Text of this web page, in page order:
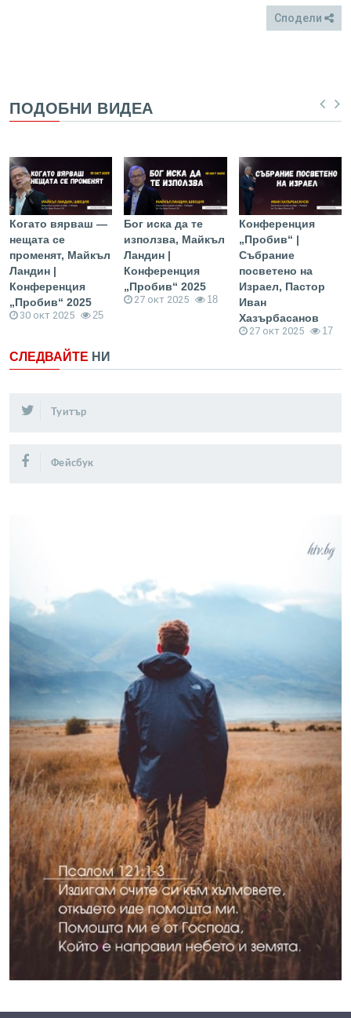
Сподели
ПОДОБНИ ВИДЕА
Когато вярваш —
нещата се
променят, Майкъл
Ландин |
Конференция
„Пробив“ 2025
30 окт 2025 25
Бог иска да те
използва, Майкъл
Ландин |
Конференция
„Пробив“ 2025
27 окт 2025 18
Конференция
„Пробив“ |
Събрание
посветено на
Израел, Пастор
Иван
Хазърбасанов
27 окт 2025 17
СЛЕДВАЙТЕ НИ
Туитър
Фейсбук